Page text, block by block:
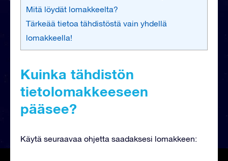
Mitä löydät lomakkeelta?
Tärkeää tietoa tähdistöstä vain yhdellä
lomakkeella!
Kuinka tähdistön
tietolomakkeeseen
pääsee?
Käytä seuraavaa ohjetta saadaksesi lomakkeen: